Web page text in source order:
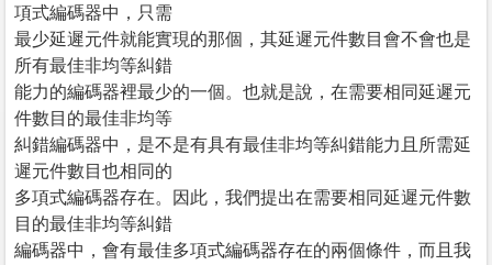
項式編碼器中，只需
最少延遲元件就能實現的那個，其延遲元件數目會不會也是
所有最佳非均等糾錯
能力的編碼器裡最少的一個。也就是說，在需要相同延遲元
件數目的最佳非均等
糾錯編碼器中，是不是有具有最佳非均等糾錯能力且所需延
遲元件數目也相同的
多項式編碼器存在。因此，我們提出在需要相同延遲元件數
目的最佳非均等糾錯
編碼器中，會有最佳多項式編碼器存在的兩個條件，而且我